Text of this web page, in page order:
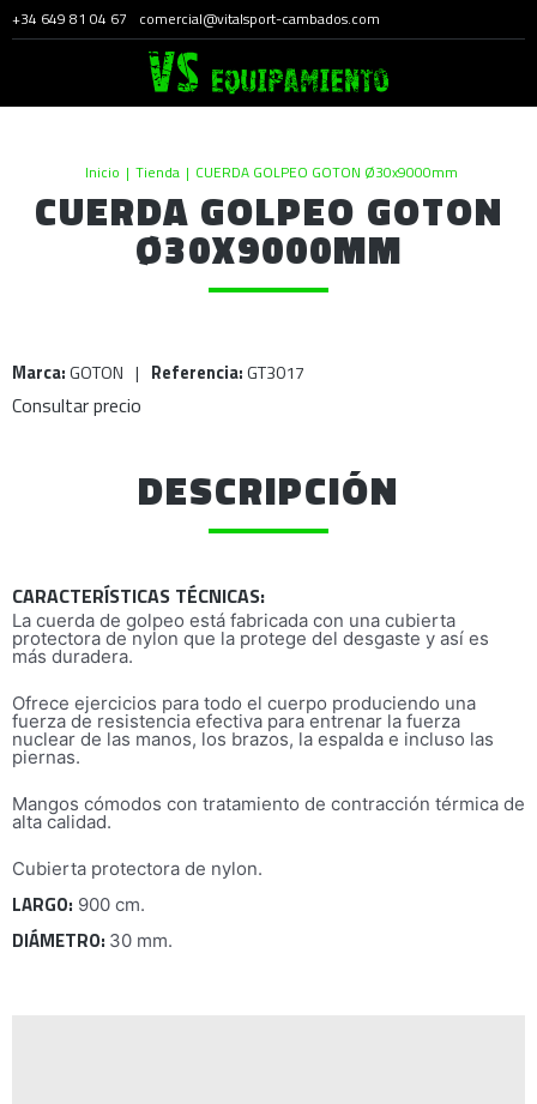
+34 649 81 04 67 comercial@vitalsport-cambados.com
Inicio | Tienda | CUERDA GOLPEO GOTON Ø30x9000mm
CUERDA GOLPEO GOTON
Ø30X9000MM
Marca:GOTON | Referencia:GT3017
Consultar precio
DESCRIPCIÓN
CARACTERÍSTICAS TÉCNICAS:
La cuerda de golpeo está fabricada con una cubierta
protectora de nylon que la protege del desgaste y así es
más duradera.
Ofrece ejercicios para todo el cuerpo produciendo una
fuerza de resistencia efectiva para entrenar la fuerza
nuclear de las manos, los brazos, la espalda e incluso las
piernas.
Mangos cómodos con tratamiento de contracción térmica de
alta calidad.
Cubierta protectora de nylon.
LARGO: 900 cm.
DIÁMETRO: 30 mm.